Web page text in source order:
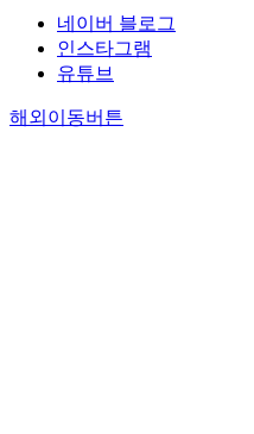
네이버 블로그
인스타그램
유튜브
해외이동버튼